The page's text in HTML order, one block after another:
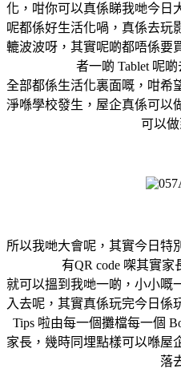
化，咁你可以真係睇我哋今日
呢都係好生活化喎，真係去玩
轆波波呀，其實呢啲都唔係要
者一啲 Tablet 呢
全部都係生活化裏面嘅，咁希
淨喺學校發生，屋企真係可以
可以做
所以我哋大會呢，其實今日特
有QR code 㗎其實家
就可以搵到我哋一啲，小小嘅
入去呢，其實真係玩完今日係
Tips 啦由每一個攤檔每一個
家長，幾時同埋點樣可以喺屋
落